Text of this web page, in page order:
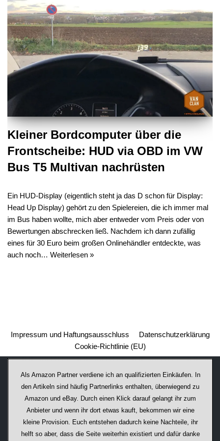
Kleiner Bordcomputer über die
Frontscheibe: HUD via OBD im VW
Bus T5 Multivan nachrüsten
Ein HUD-Display (eigentlich steht ja das D schon für Display:
Head Up Display) gehört zu den Spielereien, die ich immer mal
im Bus haben wollte, mich aber entweder vom Preis oder von
Bewertungen abschrecken ließ. Nachdem ich dann zufällig
eines für 30 Euro beim großen Onlinehändler entdeckte, was
auch noch… Weiterlesen »
Impressum und Haftungsausschluss
Datenschutzerklärung
Cookie-Richtlinie (EU)
Als Amazon Partner verdiene ich an qualifizierten Einkäufen. In
den Artikeln sind häufig Partnerlinks enthalten, überwiegend zu
Amazon und eBay. Durch einen Klick darauf ge­lan­gt ihr zum
Anbieter und wenn ihr dort etwas kauft, bekommen wir ei­ne
kleine Provision. Euch entstehen dadurch keine Nachteile, ihr
helft so aber, dass die Seite weiterhin existiert und dafür danke